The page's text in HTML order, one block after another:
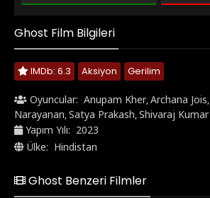
Ghost Film Bilgileri
IMDb: 6.3 Aksiyon Gerilim
Oyuncular: Anupam Kher,Archana Jois,
Narayanan,Satya Prakash,Shivaraj Kumar
Yapım Yılı: 2023
Ülke: Hindistan
Ghost Benzeri Filmler